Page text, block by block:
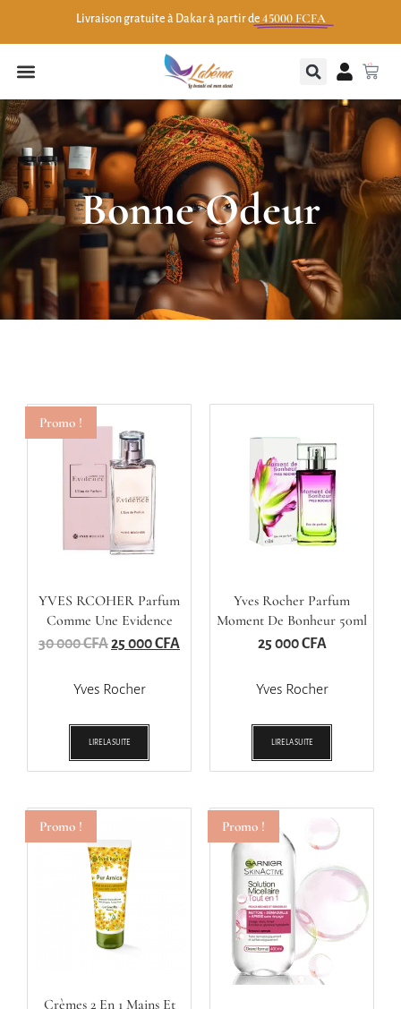
Livraison gratuite à Dakar à partir de 45000 FCFA
0
Bonne Odeur
Promo !
YVES RCOHER Parfum
Comme Une Evidence
100ml
30 000CFA25 000CFA
Yves Rocher
LIRE LA SUITE
Yves Rocher Parfum
Moment De Bonheur 50ml
25 000CFA
Yves Rocher
LIRE LA SUITE
Promo !
Crèmes 2 En 1 Mains Et
Promo !